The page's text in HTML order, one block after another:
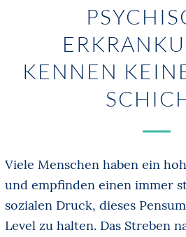
KENNEN
Viele Menschen haben ein
und empfinden einen immer
sozialen Druck, dieses
Level zu halten. Das Streben